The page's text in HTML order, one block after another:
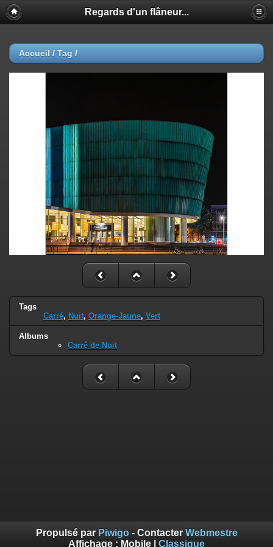
Regards d'un flâneur...
Accueil / Tag /
Tags
Carré, Nuit, Orange-Jaune, Vert
Albums
Carré de Nuit
Propulsé par Piwigo- Contacter Webmestre
Affichage : Mobile Classique